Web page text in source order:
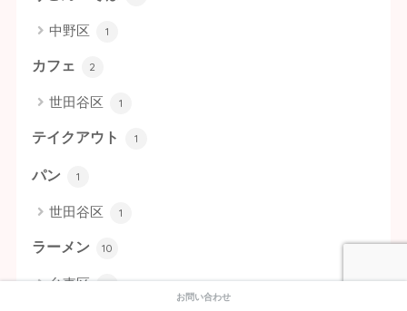
中野区 1
カフェ 2
世田谷区 1
テイクアウト 1
パン 1
世田谷区 1
ラーメン 10
台東区 2
お問い合わせ